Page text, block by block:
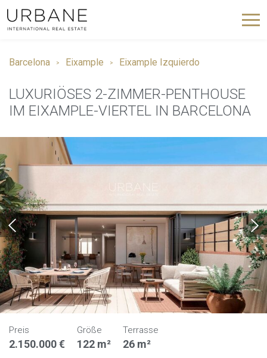
Barcelona Eixample Eixample Izquierdo
LUXURIÖSES 2-ZIMMER-PENTHOUSE
IM EIXAMPLE-VIERTEL IN BARCELONA
Preis
2.150.000 €
Größe
122 m²
Terrasse
26 m²